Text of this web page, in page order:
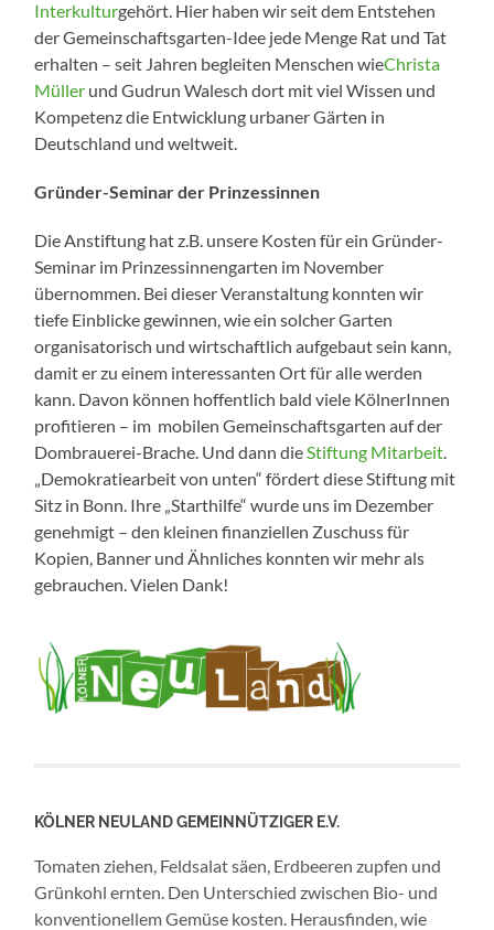
Interkulturgehört. Hier haben wir seit dem Entstehen
der Gemeinschaftsgarten-Idee jede Menge Rat und Tat
erhalten – seit Jahren begleiten Menschen wieChrista
Müller und Gudrun Walesch dort mit viel Wissen und
Kompetenz die Entwicklung urbaner Gärten in
Deutschland und weltweit.
Gründer-Seminar der Prinzessinnen
Die Anstiftung hat z.B. unsere Kosten für ein Gründer-
Seminar im Prinzessinnengarten im November
übernommen. Bei dieser Veranstaltung konnten wir
tiefe Einblicke gewinnen, wie ein solcher Garten
organisatorisch und wirtschaftlich aufgebaut sein kann,
damit er zu einem interessanten Ort für alle werden
kann. Davon können hoffentlich bald viele KölnerInnen
profitieren – im mobilen Gemeinschaftsgarten auf der
Dombrauerei-Brache. Und dann dieStiftung Mitarbeit.
„Demokratiearbeit von unten“ fördert diese Stiftung mit
Sitz in Bonn. Ihre „Starthilfe“ wurde uns im Dezember
genehmigt – den kleinen finanziellen Zuschuss für
Kopien, Banner und Ähnliches konnten wir mehr als
gebrauchen. Vielen Dank!
KÖLNER NEULAND GEMEINNÜTZIGER E.V.
Tomaten ziehen, Feldsalat säen, Erdbeeren zupfen und
Grünkohl ernten. Den Unterschied zwischen Bio- und
konventionellem Gemüse kosten. Herausfinden, wie